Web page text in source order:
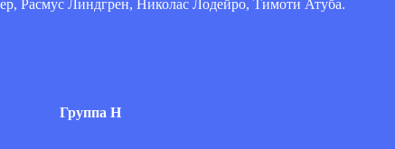
Расмус Линдгрен, Николас Лодейро, Тимоти Атуба.
Группа Н